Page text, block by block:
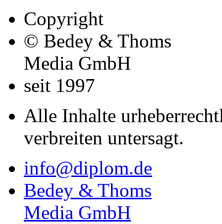
Copyright
© Bedey & Thoms
Media GmbH
seit 1997
Alle Inhalte
verbreiten untersagt.
info@diplom.de
Bedey & Thoms
Media GmbH